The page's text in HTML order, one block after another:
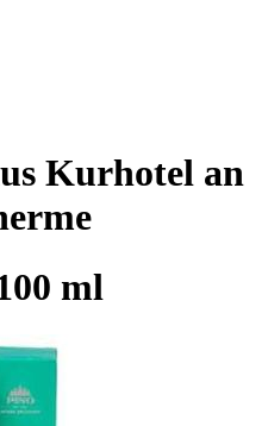
Kurhotel an
ml